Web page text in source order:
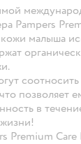
Pampers
малыша
позволяет
в
Premium